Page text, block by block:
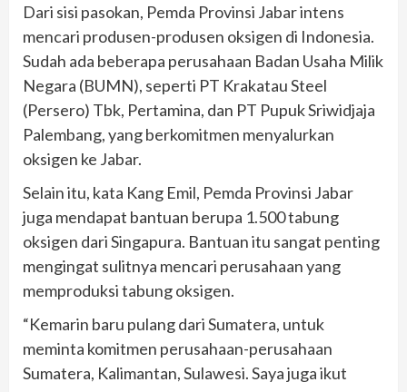
Dari sisi pasokan, Pemda Provinsi Jabar intens
mencari produsen-produsen oksigen di Indonesia.
Sudah ada beberapa perusahaan Badan Usaha Milik
Negara (BUMN), seperti PT Krakatau Steel
(Persero) Tbk, Pertamina, dan PT Pupuk Sriwidjaja
Palembang, yang berkomitmen menyalurkan
oksigen ke Jabar.
Selain itu, kata Kang Emil, Pemda Provinsi Jabar
juga mendapat bantuan berupa 1.500 tabung
oksigen dari Singapura. Bantuan itu sangat penting
mengingat sulitnya mencari perusahaan yang
memproduksi tabung oksigen.
“Kemarin baru pulang dari Sumatera, untuk
meminta komitmen perusahaan-perusahaan
Sumatera, Kalimantan, Sulawesi. Saya juga ikut